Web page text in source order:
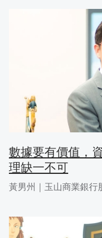
數據要有價值，
理缺一不可
黃男州｜玉山商業銀行